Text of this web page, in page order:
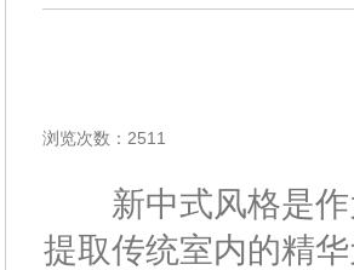
浏览次数：2511
新中式风格是作
提取传统室内的精